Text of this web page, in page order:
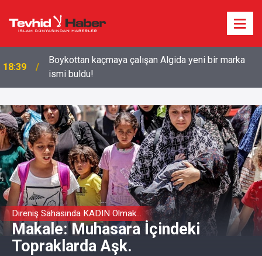
18:39
Boykottan kaçmaya çalışan Algida yeni bir marka
ismi buldu!
Direniş Sahasında KADIN Olmak...
Makale: Muhasara İçindeki
Topraklarda Aşk.